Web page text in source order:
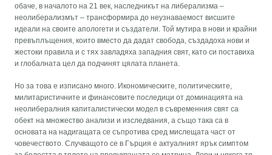
обаче, в началото на 21 век, наследникът на либерализма –
неолиберализмът – трансформира до неузнаваемост висшите
идеали на своите апологети и създатели. Той мутира в нови и крайни
превъплъщения, които вместо да дадат свобода, създадоха нови и
жестоки правила и с тях завладяха западния свят, като си поставиха
и глобалната цел да подчинят цялата планета.
Но за това е изписано много. Икономическите, политическите,
милитаристичните и финансовите последици от доминацията на
неолибералния капиталистически модел в съвременния свят са
обект на множество анализи и изследвания, а също така са в
основата на надигащата се съпротива сред мислещата част от
човечеството. Случващото се в Гърция е актуалният ярък симптом